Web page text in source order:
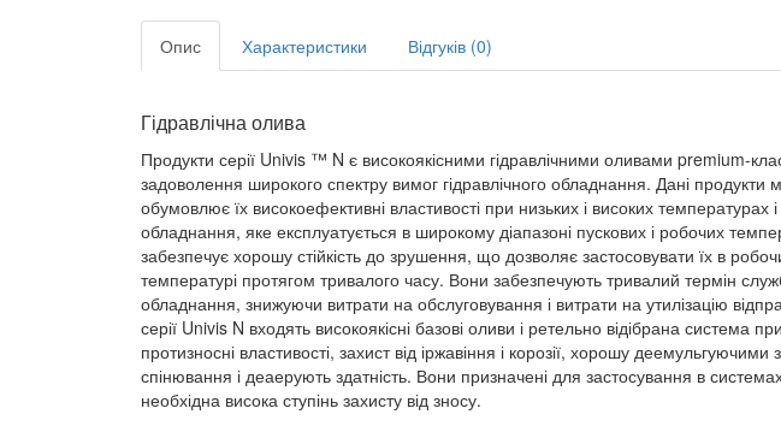
Опис Характеристики Відгуків (0)
Гідравлічна олива
Продукти серії Univis ™ N є високоякісними гідравлічними оливами premium-
задоволення широкого спектру вимог гідравлічного обладнання. Дані продукти
обумовлює їх високоефективні властивості при низьких і високих
обладнання, яке експлуатується в широкому діапазоні пускових і робочих
забезпечує хорошу стійкість до зрушення, що дозволяє застосовувати їх в
температурі протягом тривалого часу. Вони забезпечують тривалий термін
обладнання, знижуючи витрати на обслуговування і витрати на утилізацію
серії Univis N входять високоякісні базові оливи і ретельно відібрана система
протизносні властивості, захист від іржавіння і корозії, хорошу деемульгуючими
спінювання і деаерують здатність. Вони призначені для застосування в
необхідна висока ступінь захисту від зносу.